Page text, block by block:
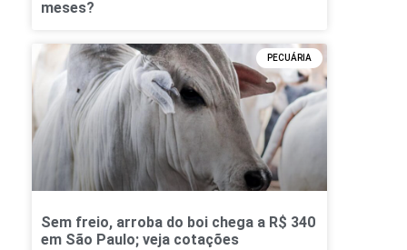
meses?
PECUÁRIA
Sem freio, arroba do boi chega a R$ 340
em São Paulo; veja cotações